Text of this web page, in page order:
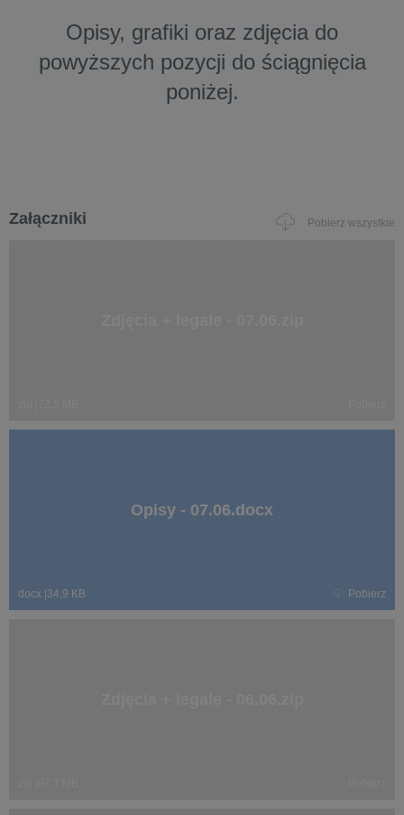
Opisy, grafiki oraz zdjęcia do
powyższych pozycji do ściągnięcia
poniżej.
Załączniki Pobierz wszystkie
Opisy - 07.06.docx
docx 34,9 KB Pobierz